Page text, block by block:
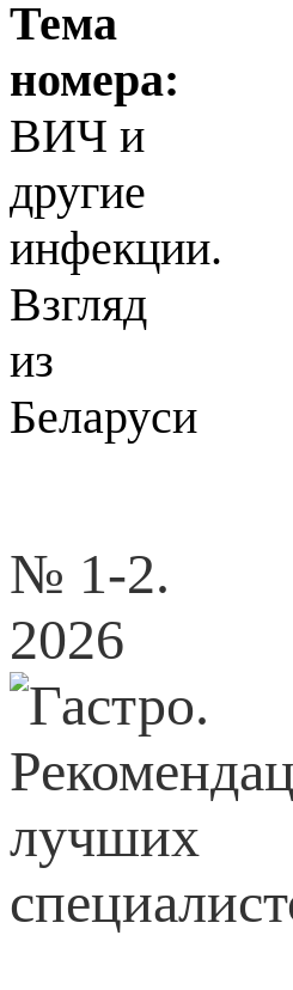
Тема
номера:
ВИЧ и
другие
инфекции.
Взгляд
из
Беларуси
№ 1-2.
2026